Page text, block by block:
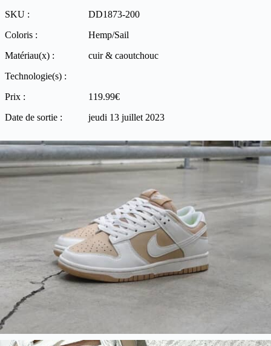
SKU :
DD1873-200
Coloris :
Hemp/Sail
Matériau(x) :
cuir & caoutchouc
Technologie(s) :
Prix :
119.99€
Date de sortie :
jeudi 13 juillet 2023